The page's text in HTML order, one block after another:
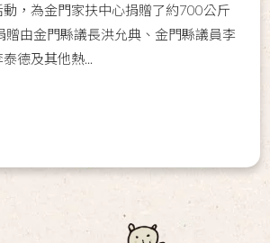
，為金門家扶中心捐贈了約700公斤
由金門縣議長洪允典、金門縣議員李
德及其他熱...